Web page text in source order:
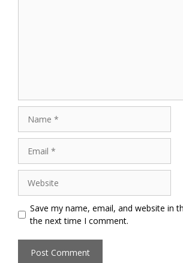
Save my name, email, and website in
the next time I comment.